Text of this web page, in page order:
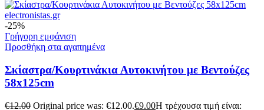
-25%
Γρήγορη εμφάνιση
Προσθήκη στα αγαπημένα
Σκίαστρα/Κουρτινάκια Αυτοκινήτου με Βεντούζες
58x125cm
€12.00 Original price was: €12.00.€9.00Η τρέχουσα τιμή είναι: